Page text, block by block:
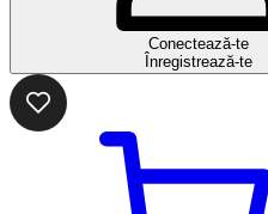
Conectează-te
Înregistrează-te